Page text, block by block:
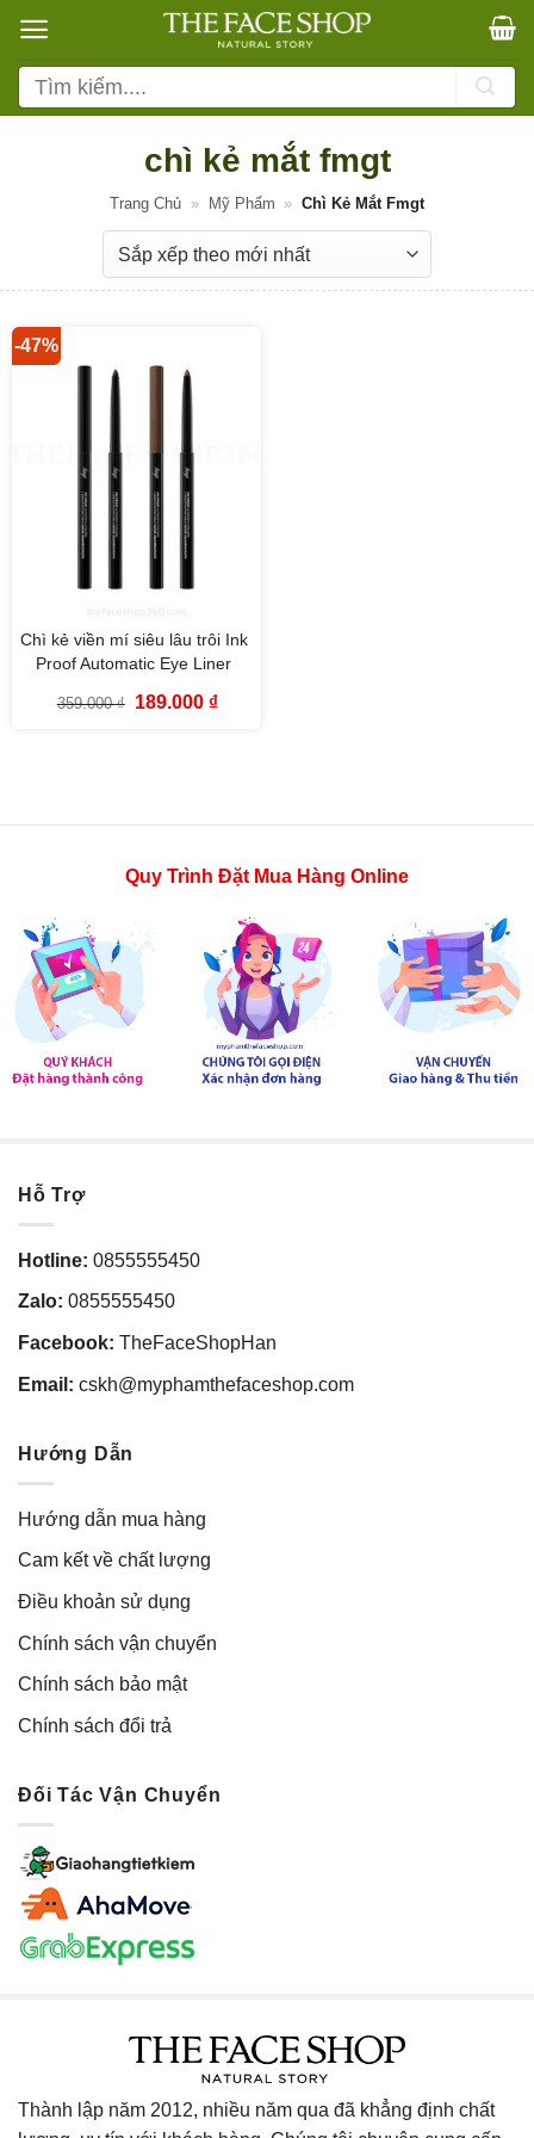
qua
nội
dung
Tìm
kiếm:
chì kẻ mắt fmgt
Trang Chủ » Mỹ Phẩm » Chì Kẻ Mắt Fmgt
-47%
Chì kẻ viền mí siêu lâu trôi Ink
Proof Automatic Eye Liner
359.000₫
Giá
189.000 ₫Giá
Quy Trình Đặt Mua Hàng Online
Hỗ Trợ
Hotline: 0855555450
Zalo: 0855555450
Facebook: TheFaceShopHan
Email: cskh@myphamthefaceshop.com
Hướng Dẫn
Hướng dẫn mua hàng
Cam kết về chất lượng
Điều khoản sử dụng
Chính sách vận chuyển
Chính sách bảo mật
Chính sách đổi trả
Đối Tác Vận Chuyển
Thành lập năm 2012, nhiều năm qua đã khẳng định chất